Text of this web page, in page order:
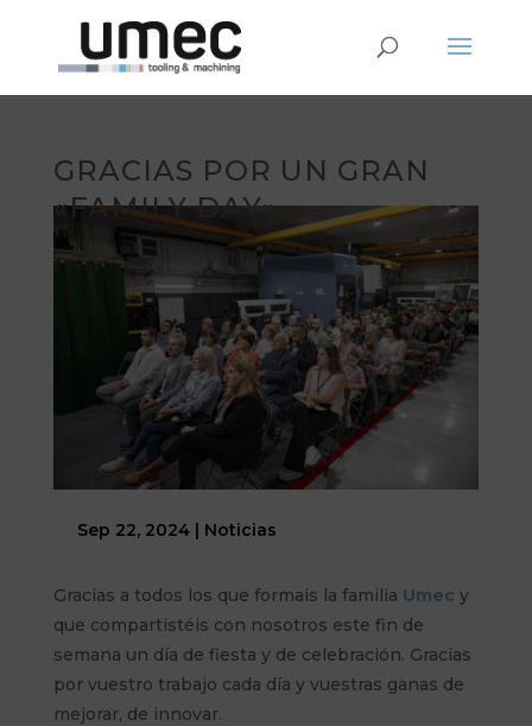
GRACIAS POR UN GRAN
«FAMILY DAY»
Sep 22, 2024| Noticias
Gracias a todos los que formais la familia Umec y
que compartistéis con nosotros este fin de
semana un día de fiesta y de celebración. Gracias
por vuestro trabajo cada día y vuestras ganas de
mejorar, de innovar.